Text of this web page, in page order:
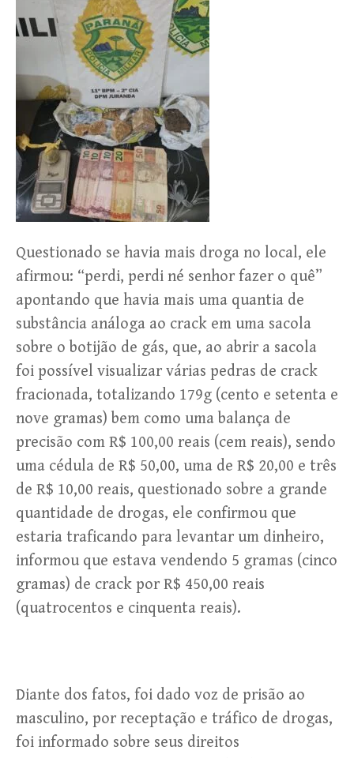
Questionado se havia mais droga no local, ele
afirmou: “perdi, perdi né senhor fazer o quê”
apontando que havia mais uma quantia de
substância análoga ao crack em uma sacola
sobre o botijão de gás, que, ao abrir a sacola
foi possível visualizar várias pedras de crack
fracionada, totalizando 179g (cento e setenta e
nove gramas) bem como uma balança de
precisão com R$ 100,00 reais (cem reais), sendo
uma cédula de R$ 50,00, uma de R$ 20,00 e três
de R$ 10,00 reais, questionado sobre a grande
quantidade de drogas, ele confirmou que
estaria traficando para levantar um dinheiro,
informou que estava vendendo 5 gramas (cinco
gramas) de crack por R$ 450,00 reais
(quatrocentos e cinquenta reais).
Diante dos fatos, foi dado voz de prisão ao
masculino, por receptação e tráfico de drogas,
foi informado sobre seus direitos